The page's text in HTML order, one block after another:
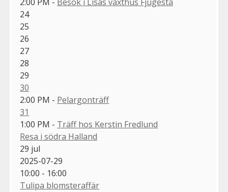
2:00 PM - Besök i Lisas växthus Fjugesta
24
25
26
27
28
29
30
2:00 PM - Pelargonträff
31
1:00 PM - Träff hos Kerstin Fredlund
Resa i södra Halland
29 jul
2025-07-29
10:00 - 16:00
Tulipa blomsteraffär